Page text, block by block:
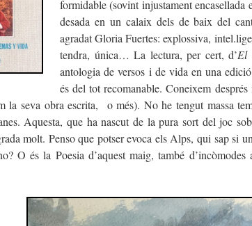
formidable (sovint injustament encasellada
desada en un calaix dels de baix del
agradat Gloria Fuertes: explossiva,
tendra, única… La lectura, per cert, d’El
antologia de versos i de vida en una
és del tot recomanable. Coneixem
la seva obra escrita, o més). No he tengut massa
Aquesta, que ha nascut de la pura sort del joc
molt. Penso que potser evoca els Alps, qui sap si
O és la Poesia d’aquest maig, també